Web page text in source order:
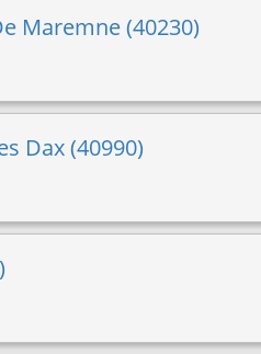
Maremne (40230)
Dax (40990)